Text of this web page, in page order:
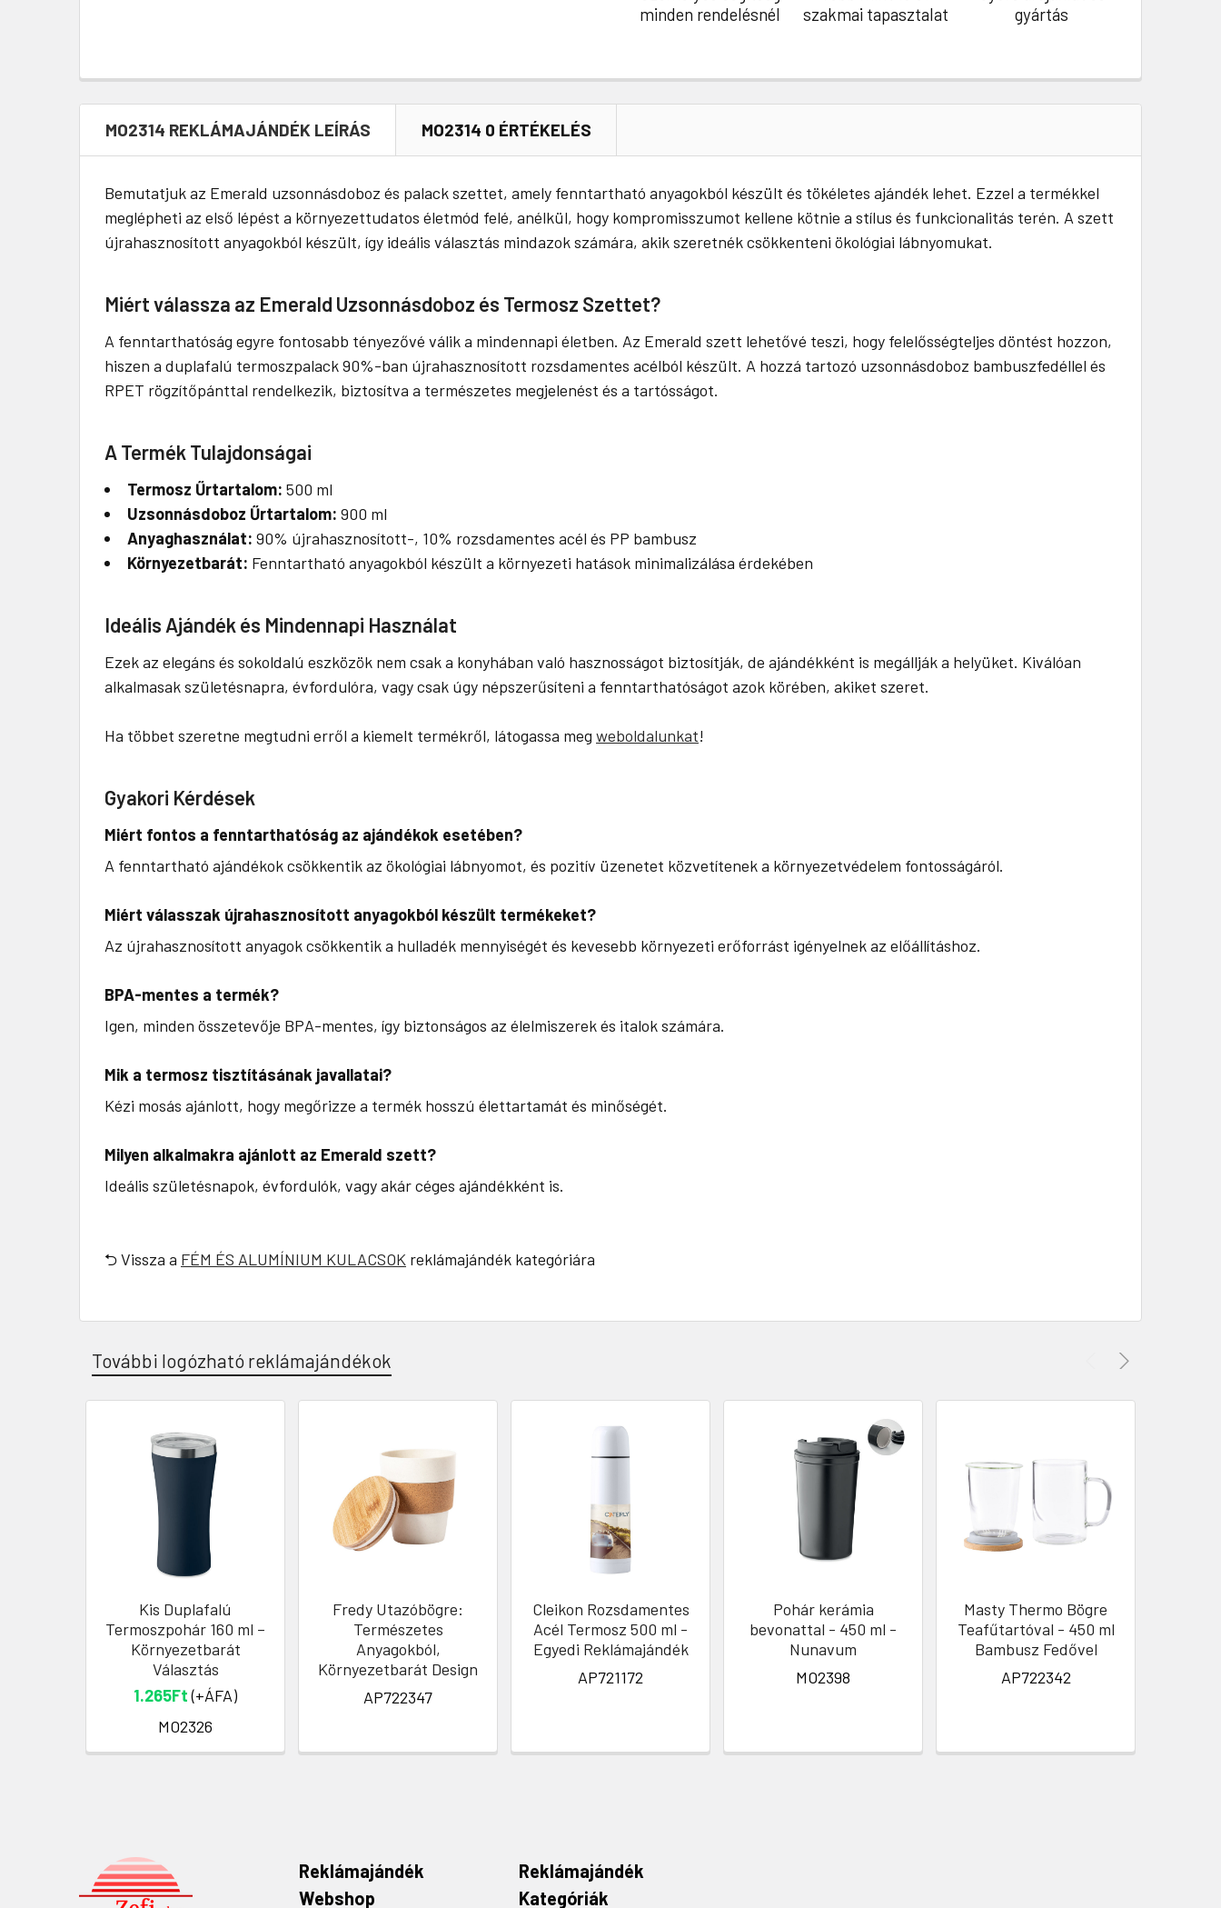
minden rendelésnél
szakmai tapasztalat
gyártás
MO2314 REKLÁMAJÁNDÉK LEÍRÁS MO2314 0 ÉRTÉKELÉS
Bemutatjuk az Emerald uzsonnásdoboz és palack szettet, amely fenntartható anyagokból készült és tökéletes ajándék lehet. Ezzel a termékkel
meglépheti az első lépést a környezettudatos életmód felé, anélkül, hogy kompromisszumot kellene kötnie a stílus és funkcionalitás terén. A szett
újrahasznosított anyagokból készült, így ideális választás mindazok számára, akik szeretnék csökkenteni ökológiai lábnyomukat.
Miért válassza az Emerald Uzsonnásdoboz és Termosz Szettet?
A fenntarthatóság egyre fontosabb tényezővé válik a mindennapi életben. Az Emerald szett lehetővé teszi, hogy felelősségteljes döntést hozzon,
hiszen a duplafalú termoszpalack 90%-ban újrahasznosított rozsdamentes acélból készült. A hozzá tartozó uzsonnásdoboz bambuszfedéllel és
RPET rögzítőpánttal rendelkezik, biztosítva a természetes megjelenést és a tartósságot.
A Termék Tulajdonságai
Termosz Űrtartalom: 500 ml
Uzsonnásdoboz Űrtartalom: 900 ml
Anyaghasználat: 90% újrahasznosított-, 10% rozsdamentes acél és PP bambusz
Környezetbarát: Fenntartható anyagokból készült a környezeti hatások minimalizálása érdekében
Ideális Ajándék és Mindennapi Használat
Ezek az elegáns és sokoldalú eszközök nem csak a konyhában való hasznosságot biztosítják, de ajándékként is megállják a helyüket. Kiválóan
alkalmasak születésnapra, évfordulóra, vagy csak úgy népszerűsíteni a fenntarthatóságot azok körében, akiket szeret.
Ha többet szeretne megtudni erről a kiemelt termékről, látogassa meg weboldalunkat!
Gyakori Kérdések
Miért fontos a fenntarthatóság az ajándékok esetében?
A fenntartható ajándékok csökkentik az ökológiai lábnyomot, és pozitív üzenetet közvetítenek a környezetvédelem fontosságáról.
Miért válasszak újrahasznosított anyagokból készült termékeket?
Az újrahasznosított anyagok csökkentik a hulladék mennyiségét és kevesebb környezeti erőforrást igényelnek az előállításhoz.
BPA-mentes a termék?
Igen, minden összetevője BPA-mentes, így biztonságos az élelmiszerek és italok számára.
Mik a termosz tisztításának javallatai?
Kézi mosás ajánlott, hogy megőrizze a termék hosszú élettartamát és minőségét.
Milyen alkalmakra ajánlott az Emerald szett?
Ideális születésnapok, évfordulók, vagy akár céges ajándékként is.
⮌ Vissza a FÉM ÉS ALUMÍNIUM KULACSOK reklámajándék kategóriára
További logózható reklámajándékok
Kis Duplafalú
Termoszpohár 160 ml –
Környezetbarát
Választás
1.265Ft(+ÁFA)
MO2326
Fredy Utazóbögre:
Természetes
Anyagokból,
Környezetbarát Design
AP722347
Cleikon Rozsdamentes
Acél Termosz 500 ml -
Egyedi Reklámajándék
AP721172
Pohár kerámia
bevonattal - 450 ml -
Nunavum
MO2398
Masty Thermo Bögre
Teafűtartóval - 450 ml
Bambusz Fedővel
AP722342
Reklámajándék
Webshop
Reklámajándék
Kategóriák